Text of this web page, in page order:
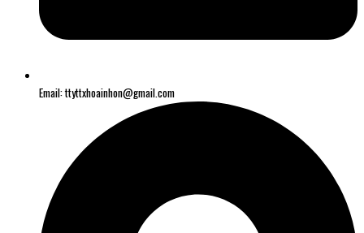
Email: ttyttxhoainhon@gmail.com